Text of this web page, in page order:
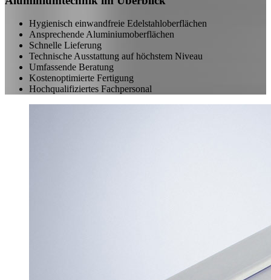
Hygienisch einwandfreie Edelstahloberflächen
Ansprechende Aluminiumoberflächen
Schnelle Lieferung
Technische Ausstattung auf höchstem Niveau
Umfassende Beratung
Kostenoptimierte Fertigung
Hochqualifiziertes Fachpersonal